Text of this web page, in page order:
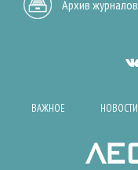
Архив журналов
ВАЖНОЕ НОВОСТИ